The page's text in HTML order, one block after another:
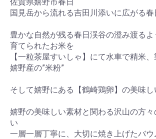
国見岳から流れる吉田川添いに広がる春
豊かな自然が残る春日渓谷の澄み渡る
育てられたお米を
【一粒茶屋すいしゃ】にて水車で精米
嬉野産の”米粉”
そして嬉野にある【鶴崎鶏卵】の美味し
嬉野の美味しい素材と関わる沢山の方
い
一層一層丁寧に、大切に焼き上げたバ